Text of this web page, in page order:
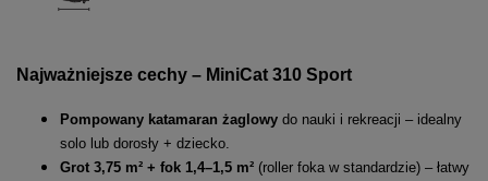
Najważniejsze cechy – MiniCat 310 Sport
Pompowany katamaran żaglowy do nauki i rekreacji – idealny
solo lub dorosły + dziecko.
Grot 3,75 m² + fok 1,4–1,5 m² (roller foka w standardzie) – łatwy